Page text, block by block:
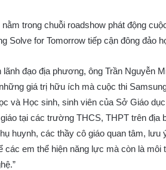
trong chuỗi roadshow phát động
Solve for Tomorrow tiếp cận đông đảo
lãnh đạo địa phương, ông Trần Nguyễn
giá trị hữu ích mà cuộc thi
và Học sinh, sinh viên của Sở Giáo
tại các trường THCS, THPT trên
huynh, các thầy cô giáo quan tâm,
các em thể hiện năng lực mà còn là